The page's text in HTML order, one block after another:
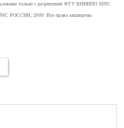
только с разрешения ФГУ ВНИИПО МЧС
РОССИИ, 2009 Все права защищены